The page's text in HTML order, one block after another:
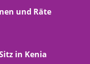
und Räte
in Kenia